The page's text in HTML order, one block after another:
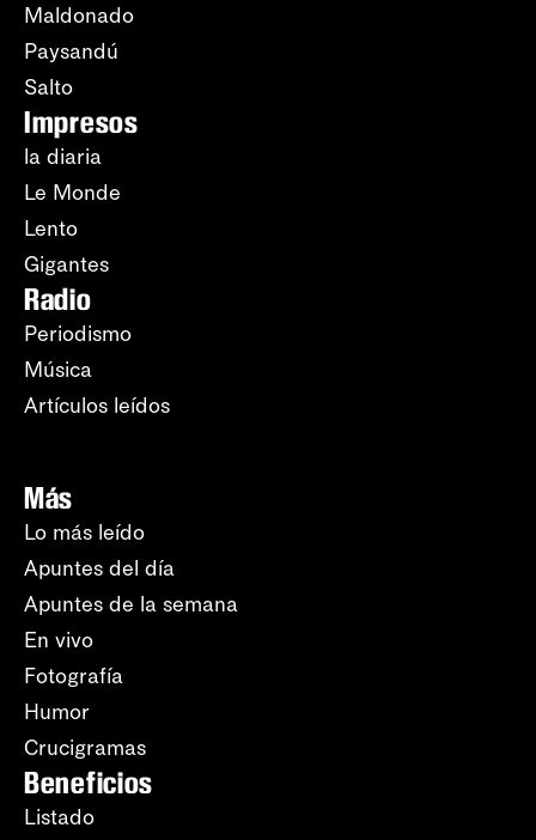
Maldonado
Paysandú
Salto
Impresos
la diaria
Le Monde
Lento
Gigantes
Radio
Periodismo
Música
Artículos leídos
Más
Lo más leído
Apuntes del día
Apuntes de la semana
En vivo
Fotografía
Humor
Crucigramas
Beneficios
Listado